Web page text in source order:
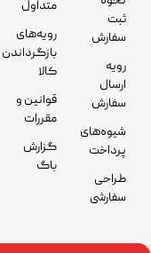
ثبت
سفارش
رویه
ارسال
سفارش
شیوه‌های
پرداخت
طراحی
سفارشی
متداول
رویه‌های
بازگرداندن
کالا
قوانین و
مقررات
گزارش
باگ